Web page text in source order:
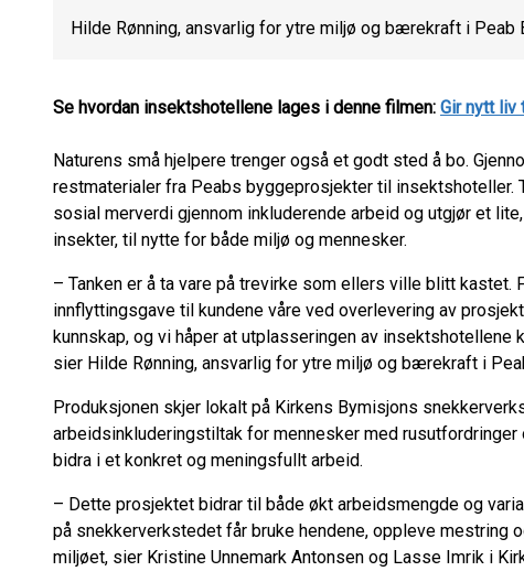
Hilde Rønning, ansvarlig for ytre miljø og bærekraft i Peab
Se hvordan insektshotellene lages i denne filmen: Gir nytt
Naturens små hjelpere trenger også et godt sted å bo.
restmaterialer fra Peabs byggeprosjekter til insektshoteller.
sosial merverdi gjennom inkluderende arbeid og utgjør et
insekter, til nytte for både miljø og mennesker.
– Tanken er å ta vare på trevirke som ellers ville blitt
innflyttingsgave til kundene våre ved overlevering av
kunnskap, og vi håper at utplasseringen av
sier Hilde Rønning, ansvarlig for ytre miljø og bærekraft i
Produksjonen skjer lokalt på Kirkens Bymisjons
arbeidsinkluderingstiltak for mennesker med
bidra i et konkret og meningsfullt arbeid.
– Dette prosjektet bidrar til både økt arbeidsmengde og
på snekkerverkstedet får bruke hendene, oppleve mestring
miljøet, sier Kristine Unnemark Antonsen og Lasse Imrik i